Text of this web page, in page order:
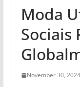
Moda
Sociais
November 30, 2024